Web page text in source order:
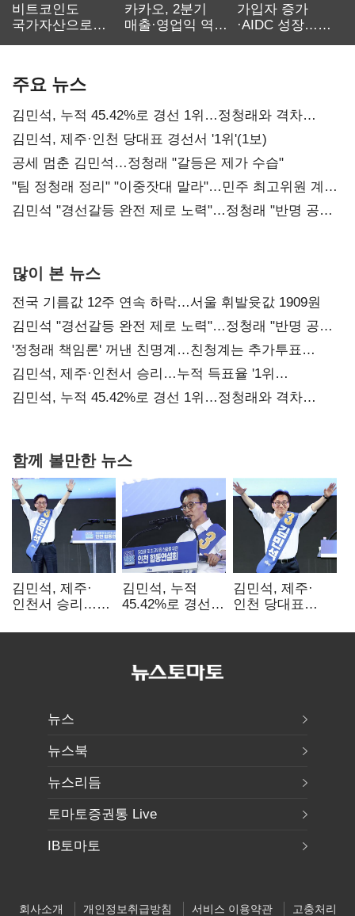
비트코인도
국가자산으로…'
카카오, 2분기
매출·영업익 역대
가입자 증가
·AIDC 성장…
주요 뉴스
김민석, 누적 45.42%로 경선 1위…정청래와 격차
0.86%p(2보)
김민석, 제주·인천 당대표 경선서 '1위'(1보)
공세 멈춘 김민석…정청래 "갈등은 제가 수습"
"팀 정청래 정리" "이중잣대 말라"…민주 최고위원 계파
다툼 격화
김민석 "경선갈등 완전 제로 노력"…정청래 "반명 공세
많이 본 뉴스
전국 기름값 12주 연속 하락…서울 휘발윳값 1909원
김민석 "경선갈등 완전 제로 노력"…정청래 "반명 공세
사과부터"
'정청래 책임론' 꺼낸 친명계…친청계는 추가투표
때리기
김민석, 제주·인천서 승리…누적 득표율 '1위
탈환'(종합)
김민석, 누적 45.42%로 경선 1위…정청래와 격차
함께 볼만한 뉴스
김민석, 제주·
인천서 승리…
탈환'(종합)
김민석, 누적
45.42%로 경선
격차
김민석, 제주·
인천 당대표
뉴스
뉴스북
뉴스리듬
토마토증권통 Live
IB토마토
회사소개 개인정보취급방침 서비스 이용약관 고충처리